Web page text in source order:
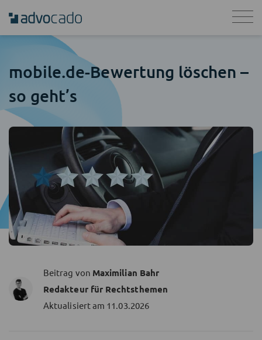
mobile.de-Bewertung löschen –
so geht’s
Beitrag von Maximilian Bahr
Redakteur für Rechtsthemen
Aktualisiert am 11.03.2026